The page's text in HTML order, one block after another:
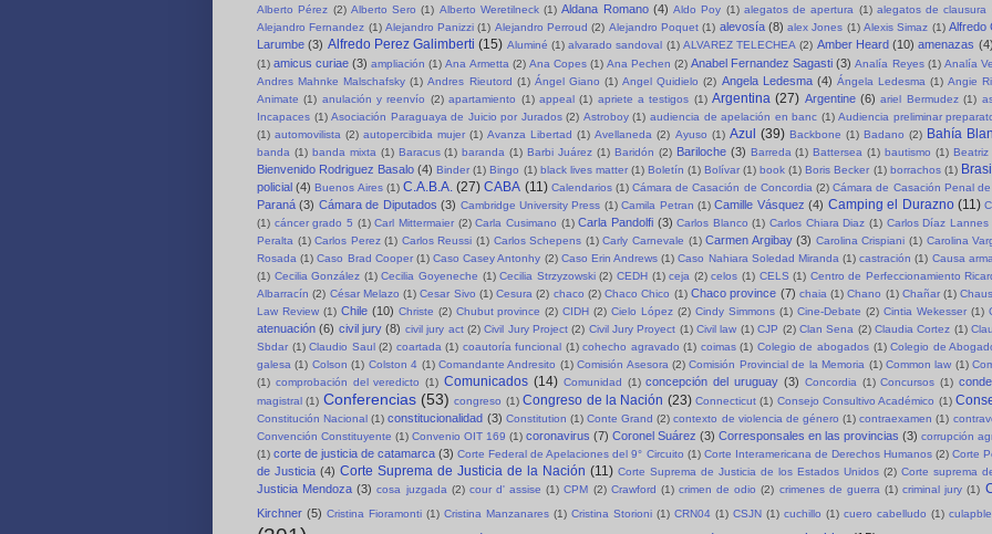
Alberto Pérez (2) Alberto Sero (1) Alberto Weretilneck (1) Aldana Romano (4) Aldo Poy (1) alegatos de apertura (1) alegatos de clausura
Alejandro Fernandez (1) Alejandro Panizzi (1) Alejandro Perroud (2) Alejandro Poquet (1) alevosía (8) alex Jones (1) Alexis Simaz (1) Alfredo
Larumbe (3) Alfredo Perez Galimberti (15) Aluminé (1) alvarado sandoval (1) ALVAREZ TELECHEA (2) Amber Heard (10) amenazas (4)
(1) amicus curiae (3) ampliación (1) Ana Armetta (2) Ana Copes (1) Ana Pechen (2) Anabel Fernandez Sagasti (3) Analía Reyes (1) Analía
Andres Mahnke Malschafsky (1) Andres Rieutord (1) Ángel Giano (1) Angel Quidielo (2) Angela Ledesma (4) Ángela Ledesma (1) Angie
Animate (1) anulación y reenvío (2) apartamiento (1) appeal (1) apriete a testigos (1) Argentina (27) Argentine (6) ariel Bermudez (1)
Incapaces (1) Asociación Paraguaya de Juicio por Jurados (2) Astroboy (1) audiencia de apelación en banc (1) Audiencia preliminar
(1) automovilista (2) autopercibida mujer (1) Avanza Libertad (1) Avellaneda (2) Ayuso (1) Azul (39) Backbone (1) Badano (2) Bahía
banda (1) banda mixta (1) Baracus (1) baranda (1) Barbi Juárez (1) Baridón (2) Bariloche (3) Barreda (1) Battersea (1) bautismo (1) Beatriz
Bienvenido Rodriguez Basalo (4) Binder (1) Bingo (1) black lives matter (1) Boletín (1) Bolívar (1) book (1) Boris Becker (1) borrachos (1)
policial (4) Buenos Aires (1) C.A.B.A. (27) CABA (11) Calendarios (1) Cámara de Casación de Concordia (2) Cámara de Casación Penal
Paraná (3) Cámara de Diputados (3) Cambridge University Press (1) Camila Petran (1) Camille Vásquez (4) Camping el Durazno (11)
(1) cáncer grado 5 (1) Carl Mittermaier (2) Carla Cusimano (1) Carla Pandolfi (3) Carlos Blanco (1) Carlos Chiara Diaz (1) Carlos Díaz Lannes
Peralta (1) Carlos Perez (1) Carlos Reussi (1) Carlos Schepens (1) Carly Carnevale (1) Carmen Argibay (3) Carolina Crispiani (1) Carolina
Rosada (1) Caso Brad Cooper (1) Caso Casey Antonhy (2) Caso Erin Andrews (1) Caso Nahiara Soledad Miranda (1) castración (1) Causa
(1) Cecilia González (1) Cecilia Goyeneche (1) Cecilia Strzyzowski (2) CEDH (1) ceja (2) celos (1) CELS (1) Centro de Perfeccionamiento
Albarracín (2) César Melazo (1) Cesar Sivo (1) Cesura (2) chaco (2) Chaco Chico (1) Chaco province (7) chaia (1) Chano (1) Chañar (1)
Law Review (1) Chile (10) Christe (2) Chubut province (2) CIDH (2) Cielo López (2) Cindy Simmons (1) Cine-Debate (2) Cintia Wekesser (1)
atenuación (6) civil jury (8) civil jury act (2) Civil Jury Project (2) Civil Jury Proyect (1) Civil law (1) CJP (2) Clan Sena (2) Claudia Cortez (1)
Sbdar (1) Claudio Saul (2) coartada (1) coautoría funcional (1) cohecho agravado (1) coimas (1) Colegio de abogados (1) Colegio de
galesa (1) Colson (1) Colston 4 (1) Comandante Andresito (1) Comisión Asesora (2) Comisión Provincial de la Memoria (1) Common law (1)
(1) comprobación del veredicto (1) Comunicados (14) Comunidad (1) concepción del uruguay (3) Concordia (1) Concursos (1)
magistral (1) Conferencias (53) congreso (1) Congreso de la Nación (23) Connecticut (1) Consejo Consultivo Académico (1)
Constitución Nacional (1) constitucionalidad (3) Constitution (1) Conte Grand (2) contexto de violencia de género (1) contraexamen (1)
Convención Constituyente (1) Convenio OIT 169 (1) coronavirus (7) Coronel Suárez (3) Corresponsales en las provincias (3) corrupción
(1) corte de justicia de catamarca (3) Corte Federal de Apelaciones del 9° Circuito (1) Corte Interamericana de Derechos Humanos (2) Corte
de Justicia (4) Corte Suprema de Justicia de la Nación (11) Corte Suprema de Justicia de los Estados Unidos (2) Corte suprema
Justicia Mendoza (3) cosa juzgada (2) cour d' assise (1) CPM (2) Crawford (1) crimen de odio (2) crimenes de guerra (1) criminal jury (1)
Kirchner (5) Cristina Fioramonti (1) Cristina Manzanares (1) Cristina Storioni (1) CRN04 (1) CSJN (1) cuchillo (1) cuero cabelludo (1) culapble